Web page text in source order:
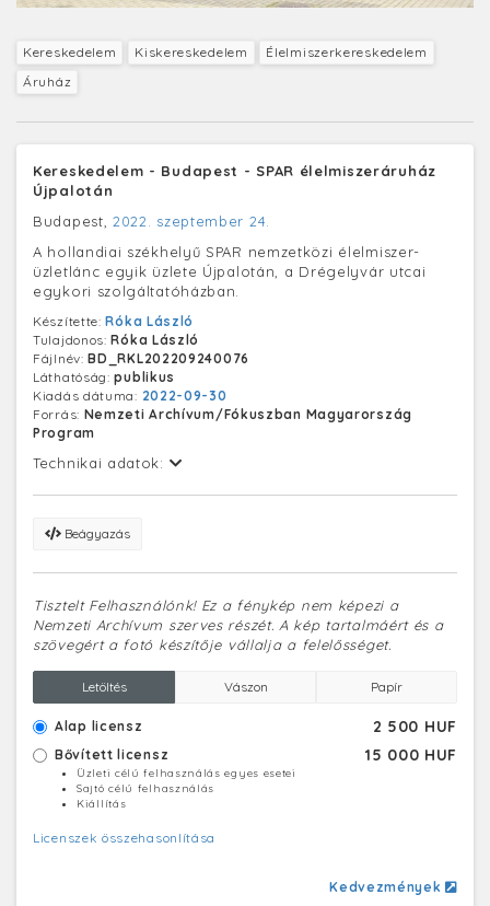
Kereskedelem Kiskereskedelem
Élelmiszerkereskedelem
Áruház
Kereskedelem - Budapest - SPAR élelmiszeráruház
Újpalotán
Budapest, 2022. szeptember 24.
A hollandiai székhelyű SPAR nemzetközi élelmiszer-
üzletlánc egyik üzlete Újpalotán, a Drégelyvár utcai
egykori szolgáltatóházban.
Készítette:Róka László
Tulajdonos:Róka László
Fájlnév:BD_RKL202209240076
Láthatóság:publikus
Kiadás dátuma: 2022-09-30
Forrás: Nemzeti Archívum/Fókuszban Magyarország
Program
Technikai adatok:
Beágyazás
Tisztelt Felhasználónk! Ez a fénykép nem képezi a
Nemzeti Archívum szerves részét. A kép tartalmáért és a
szövegért a fotó készítője vállalja a felelősséget.
Letöltés Vászon Papír
Alap licensz 2 500 HUF
Bővített licensz 15 000 HUF
Üzleti célú felhasználás egyes esetei
Sajtó célú felhasználás
Kiállítás
Licenszek összehasonlítása
Kedvezmények